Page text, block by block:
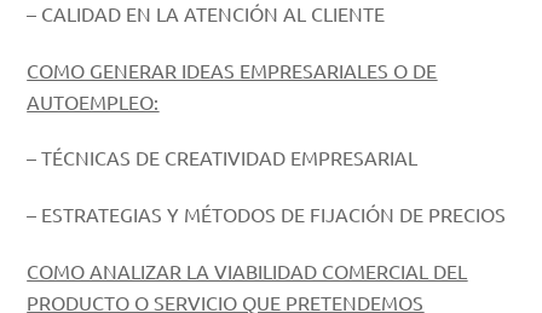
– CALIDAD EN LA ATENCIÓN AL CLIENTE
COMO GENERAR IDEAS EMPRESARIALES O DE
AUTOEMPLEO:
– TÉCNICAS DE CREATIVIDAD EMPRESARIAL
– ESTRATEGIAS Y MÉTODOS DE FIJACIÓN DE PRECIOS
COMO ANALIZAR LA VIABILIDAD COMERCIAL DEL
PRODUCTO O SERVICIO QUE PRETENDEMOS